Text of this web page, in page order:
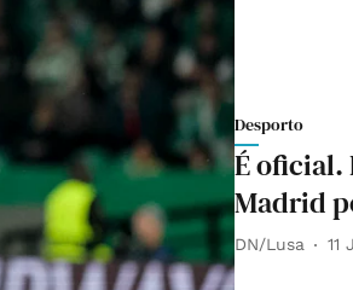
Desporto
É
Madrid
DN/Lusa 11